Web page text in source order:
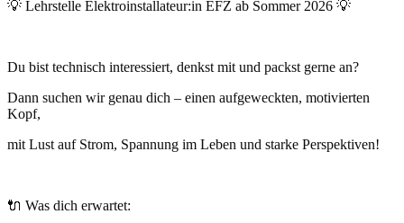
💡 Lehrstelle Elektroinstallateur:in EFZ ab Sommer 2026 💡
Du bist technisch interessiert, denkst mit und packst gerne an?
Dann suchen wir genau dich – einen aufgeweckten, motivierten
Kopf,
mit Lust auf Strom, Spannung im Leben und starke Perspektiven!
🔌 Was dich erwartet: